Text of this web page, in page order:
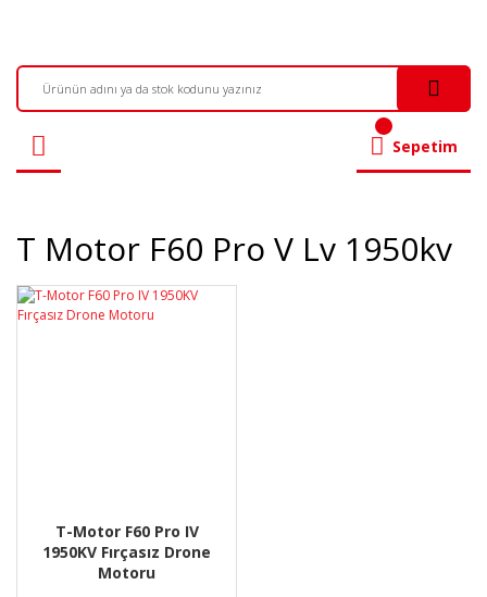
Sepetim
T Motor F60 Pro V Lv 1950kv
T-Motor F60 Pro IV
1950KV Fırçasız Drone
Motoru